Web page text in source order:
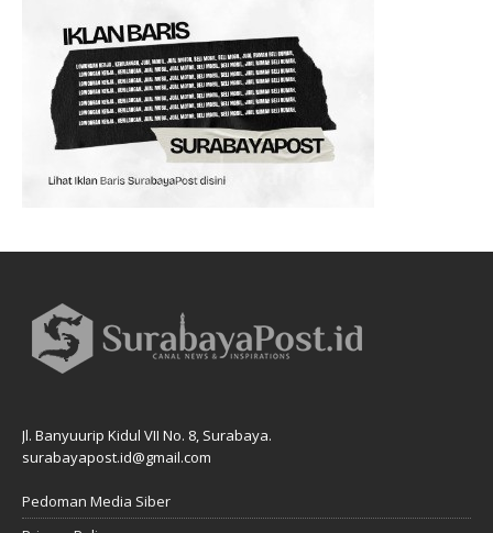
Jl. Banyuurip Kidul VII No. 8, Surabaya.
surabayapost.id@gmail.com
Pedoman Media Siber